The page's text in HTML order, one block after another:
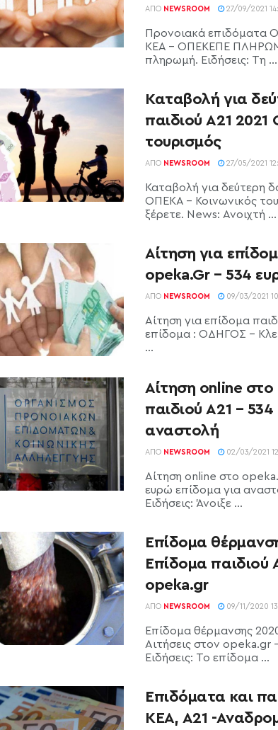
ΑΠΌ NEWSROOM 27/09/2021
Προνοιακά επιδόματα
ΚΕΑ - ΟΠΕΚΕΠΕ
πληρωμή. Ειδήσεις: Τη ...
Καταβολή για
παιδιού Α21
τουρισμός
ΑΠΌ NEWSROOM 27/05/2021
Καταβολή για δεύτερη
ΟΠΕΚΑ - Κοινωνικός
ξέρετε. News: Ανοιχτή ...
Αίτηση για
opeka.Gr – 534
ΑΠΌ NEWSROOM 09/03/2021
Αίτηση για επίδομα
επίδομα : ΟΔΗΓΟΣ -
...
Αίτηση online
παιδιού Α21 –
αναστολή
ΑΠΌ NEWSROOM 02/03/2021
Αίτηση online στο
ευρώ επίδομα για
Ειδήσεις: Άνοιξε ...
Επίδομα
Επίδομα παιδιού
opeka.gr
ΑΠΌ NEWSROOM 09/11/2020
Επίδομα θέρμανσης
Αιτήσεις στον opeka.gr
Ειδήσεις: Το επίδομα ...
Επιδόματα και
ΚΕΑ, Α21 -